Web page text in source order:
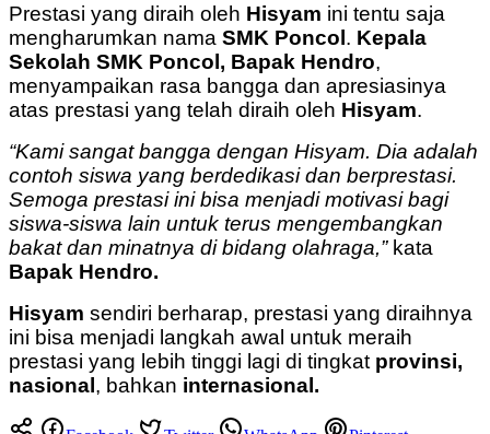
Prestasi yang diraih oleh Hisyam ini tentu saja
mengharumkan nama SMK Poncol. Kepala
Sekolah SMK Poncol, Bapak Hendro,
menyampaikan rasa bangga dan apresiasinya
atas prestasi yang telah diraih oleh Hisyam.
“Kami sangat bangga dengan Hisyam. Dia adalah
contoh siswa yang berdedikasi dan berprestasi.
Semoga prestasi ini bisa menjadi motivasi bagi
siswa-siswa lain untuk terus mengembangkan
bakat dan minatnya di bidang olahraga,”kata
Bapak Hendro.
Hisyam sendiri berharap, prestasi yang diraihnya
ini bisa menjadi langkah awal untuk meraih
prestasi yang lebih tinggi lagi di tingkat provinsi,
nasional, bahkan internasional.